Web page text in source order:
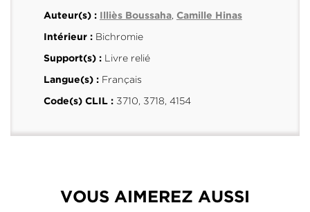
Auteur(s) : Illiès Boussaha, Camille Hinas
Intérieur :Bichromie
Support(s) :Livre relié
Langue(s) :Français
Code(s) CLIL :3710, 3718, 4154
VOUS AIMEREZ AUSSI